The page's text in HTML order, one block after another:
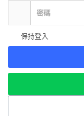
保持登入